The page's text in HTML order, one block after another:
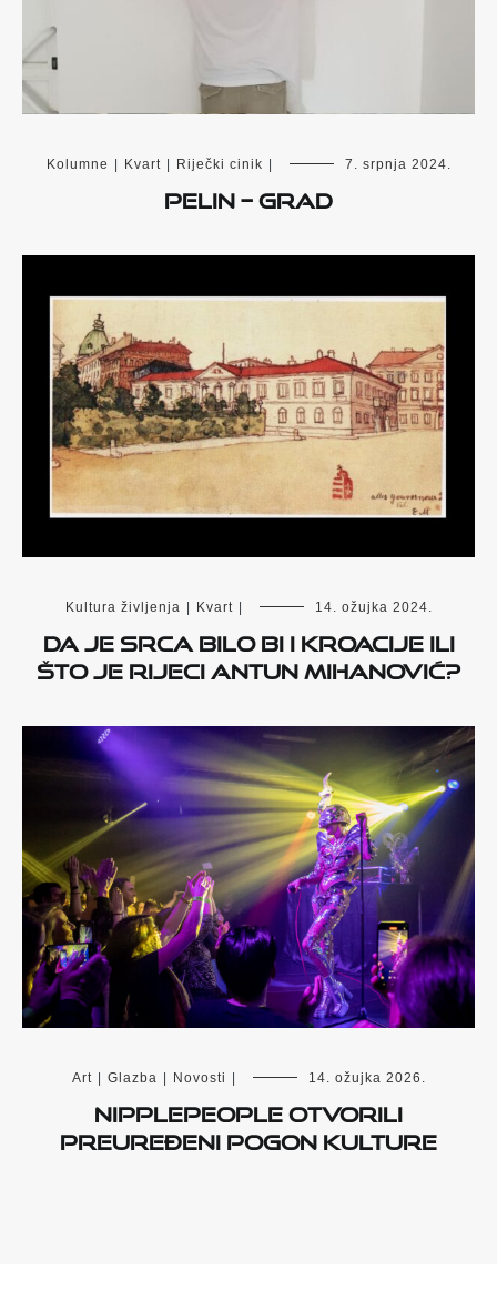
Kolumne | Kvart | Riječki cinik | 7. srpnja 2024.
PELIN – GRAD
Kultura življenja | Kvart | 14. ožujka 2024.
DA JE SRCA BILO BI I KROACIJE ili
što je Rijeci Antun Mihanović?
Art | Glazba | Novosti | 14. ožujka 2026.
Nipplepeople otvorili
preuređeni Pogon kulture